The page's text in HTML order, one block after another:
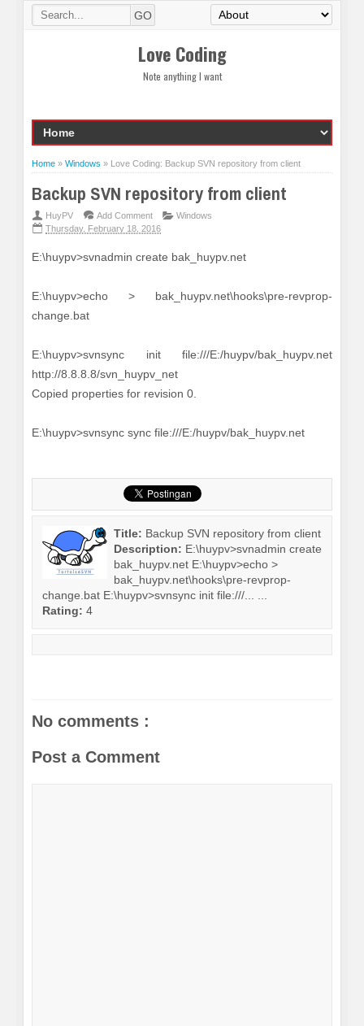
Love Coding
Note anything I want
Home » Windows » Love Coding: Backup SVN repository from client
Backup SVN repository from client
HuyPV Add Comment
Windows
Thursday, February 18, 2016
E:\huypv>svnadmin create bak_huypv.net
E:\huypv>echo > bak_huypv.net\hooks\pre-revprop-
change.bat
E:\huypv>svnsync init file:///E:/huypv/bak_huypv.net
http://8.8.8.8/svn_huypv_net
Copied properties for revision 0.
E:\huypv>svnsync sync file:///E:/huypv/bak_huypv.net
Title: Backup SVN repository from client
Description: E:\huypv>svnadmin create
bak_huypv.net E:\huypv>echo >
bak_huypv.net\hooks\pre-revprop-
change.bat E:\huypv>svnsync init file:///... ...
Rating: 4
No comments :
Post a Comment